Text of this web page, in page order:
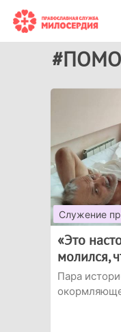
Служение
«Это
молился,
Пара